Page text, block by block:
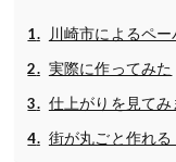
川崎市によるペ
実際に作ってみた
仕上がりを見てみ
街が丸ごと作れる